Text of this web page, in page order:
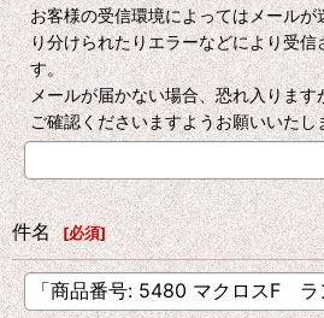
お客様の受信環境によってはメール
り分けられたりエラーなどにより受
す。
メールが届かない場合、恐れ入りま
ご確認くださいますようお願いいたし
件名 [必須]